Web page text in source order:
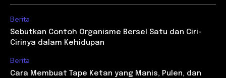
Berita
Sebutkan Contoh Organisme Bersel Satu dan Ciri-
Cirinya dalam Kehidupan
Berita
Cara Membuat Tape Ketan yang Manis, Pulen, dan